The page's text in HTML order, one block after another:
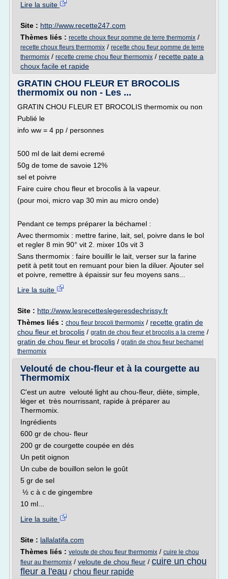
Lire la suite
Site : http://www.recette247.com
Thèmes liés : recette choux fleur pomme de terre thermomix /
recette choux fleurs thermomix / recette chou fleur pomme de terre
thermomix / recette creme chou fleur thermomix / recette pate a
choux facile et rapide
GRATIN CHOU FLEUR ET BROCOLIS
thermomix ou non - Les ...
GRATIN CHOU FLEUR ET BROCOLIS thermomix ou non
Publié le
info ww = 4 pp / personnes
500 ml de lait demi ecremé
50g de tome de savoie 12%
sel et poivre
Faire cuire chou fleur et brocolis à la vapeur.
(pour moi, micro vap 30 min au micro onde)
Pendant ce temps préparer la béchamel :
Avec thermomix : mettre farine, lait, sel, poivre dans le bol
et regler 8 min 90° vit 2. mixer 10s vit 3
Sans thermomix : faire bouillir le lait, verser sur la farine
petit à petit tout en remuant pour bien la diluer. Ajouter sel
et poivre, remettre à épaissir sur feu moyens sans...
Lire la suite
Site : http://www.lesrecetteslegeresdechrissy.fr
Thèmes liés : chou fleur brocoli thermomix / recette gratin de
chou fleur et brocolis / gratin de chou fleur et brocolis a la creme /
gratin de chou fleur et brocolis / gratin de chou fleur bechamel
thermomix
Velouté de chou-fleur et à la courgette au
Thermomix
C'est un autre velouté light au chou-fleur, diète, simple,
léger et très nourrissant, rapide à préparer au
Thermomix.
Ingrédients
600 gr de chou- fleur
200 gr de courgette coupée en dés
Un petit oignon
Un cube de bouillon selon le goût
5 gr de sel
½ c à c de gingembre
10 ml...
Lire la suite
Site : lallalatifa.com
Thèmes liés : veloute de chou fleur thermomix / cuire le chou
fleur au thermomix / veloute de chou fleur / cuire un chou
fleur a l'eau / chou fleur rapide